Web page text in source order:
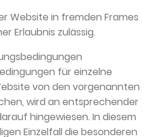
Website in fremden Frames
Erlaubnis zulässig.
für einzelne
von den vorgenannten
wird an entsprechender
hingewiesen. In diesem
Einzelfall die besonderen